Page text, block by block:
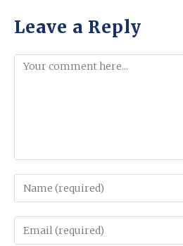
Leave a Reply
Comment
Enter
your
name
or
Enter
your